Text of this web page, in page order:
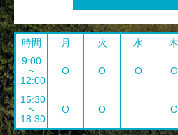
時間 月 火 水 木
9:00
~
12:00
O O O O
15:30
~
18:30
O O O